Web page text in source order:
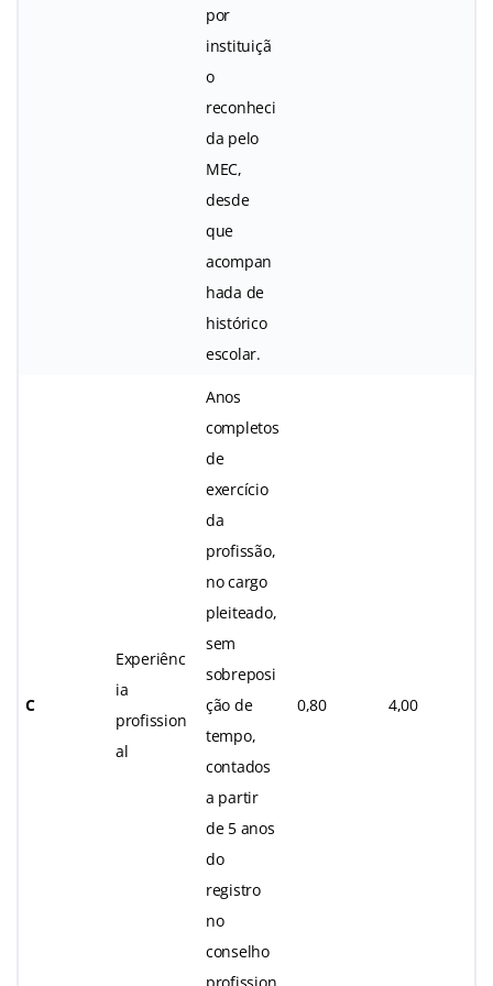
por
instituiçã
o
reconheci
da pelo
MEC,
desde
que
acompan
hada de
histórico
escolar.
C
Experiênc
ia
profission
al
Anos
completos
de
exercício
da
profissão,
no cargo
pleiteado,
sem
sobreposi
ção de
tempo,
contados
a partir
de 5 anos
do
registro
no
conselho
0,80 4,00